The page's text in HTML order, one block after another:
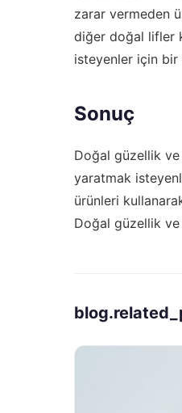
zarar vermeden
diğer doğal lifler
isteyenler için bir
Sonuç
Doğal güzellik
yaratmak
ürünleri
Doğal güzellik